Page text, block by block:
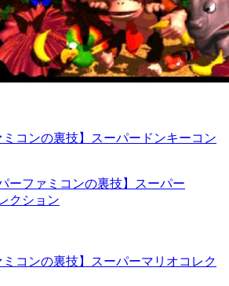
ミコンの裏技】スーパードンキーコン
ミコンの裏技】スーパーマリオコレク